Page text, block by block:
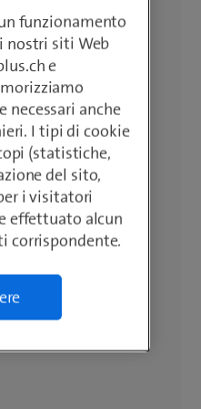
funzionamento
nostri siti Web
e
anche
I tipi di cookie
(statistiche,
del sito,
i visitatori
effettuato alcun
corrispondente.